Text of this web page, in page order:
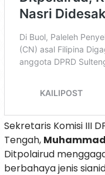
Sekretaris Komisi III
Tengah,
Ditpolairud
berbahaya jenis